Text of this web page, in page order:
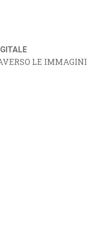
LE IMMAGINI